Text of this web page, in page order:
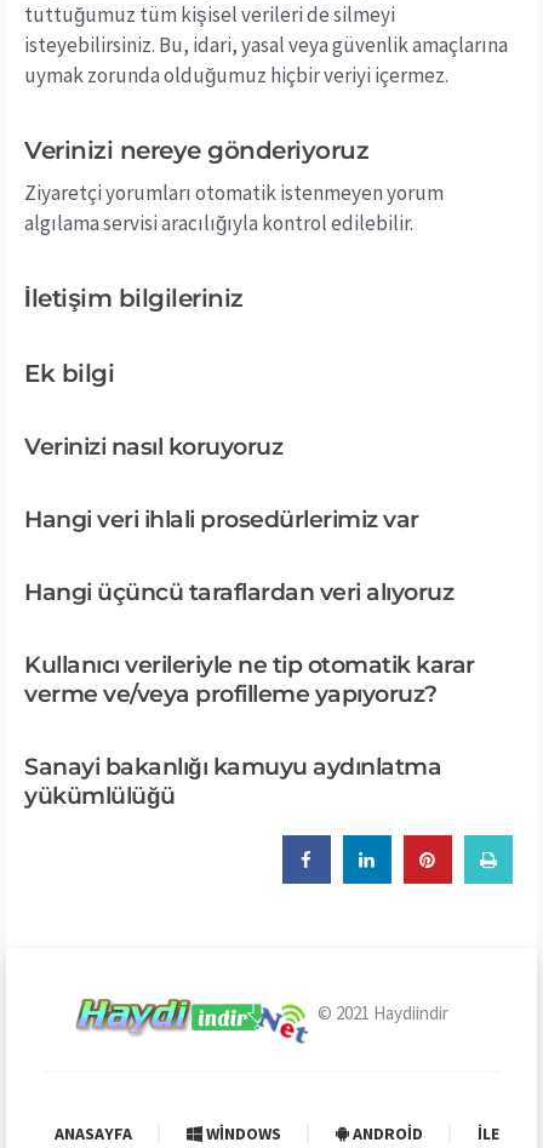
tuttuğumuz tüm kişisel verileri de silmeyi
isteyebilirsiniz. Bu, idari, yasal veya güvenlik amaçlarına
uymak zorunda olduğumuz hiçbir veriyi içermez.
Verinizi nereye gönderiyoruz
Ziyaretçi yorumları otomatik istenmeyen yorum
algılama servisi aracılığıyla kontrol edilebilir.
İletişim bilgileriniz
Ek bilgi
Verinizi nasıl koruyoruz
Hangi veri ihlali prosedürlerimiz var
Hangi üçüncü taraflardan veri alıyoruz
Kullanıcı verileriyle ne tip otomatik karar
verme ve/veya profilleme yapıyoruz?
Sanayi bakanlığı kamuyu aydınlatma
yükümlülüğü
© 2021 Haydiindir
ANASAYFA WINDOWS ANDROID İLETIŞIM